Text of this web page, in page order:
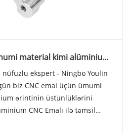
material kimi alüminium
nüfuzlu ekspert - Ningbo Youlin
biz CNC emal üçün ümumi
ərintinin üstünlüklərini
CNC Emalı ilə təmsil